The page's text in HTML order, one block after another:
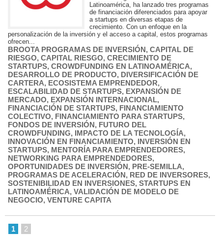
Latinoamérica, ha lanzado tres programas
de financiación diferenciados para apoyar
a startups en diversas etapas de
crecimiento. Con un enfoque en la
personalización de la inversión y el acceso a capital, estos programas
ofrecen...
BROOTA PROGRAMAS DE INVERSIÓN, CAPITAL DE
RIESGO, CAPITAL RIESGO, CRECIMIENTO DE
STARTUPS, CROWDFUNDING EN LATINOAMÉRICA,
DESARROLLO DE PRODUCTO, DIVERSIFICACIÓN DE
CARTERA, ECOSISTEMA EMPRENDEDOR,
ESCALABILIDAD DE STARTUPS, EXPANSIÓN DE
MERCADO, EXPANSIÓN INTERNACIONAL,
FINANCIACIÓN DE STARTUPS, FINANCIAMIENTO
COLECTIVO, FINANCIAMIENTO PARA STARTUPS,
FONDOS DE INVERSIÓN, FUTURO DEL
CROWDFUNDING, IMPACTO DE LA TECNOLOGÍA,
INNOVACIÓN EN FINANCIAMIENTO, INVERSIÓN EN
STARTUPS, MENTORÍA PARA EMPRENDEDORES,
NETWORKING PARA EMPRENDEDORES,
OPORTUNIDADES DE INVERSIÓN, PRE-SEMILLA,
PROGRAMAS DE ACELERACIÓN, RED DE INVERSORES,
SOSTENIBILIDAD EN INVERSIONES, STARTUPS EN
LATINOAMÉRICA, VALIDACIÓN DE MODELO DE
NEGOCIO, VENTURE CAPITA
1 2